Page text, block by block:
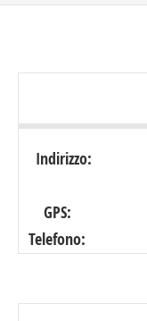
Indirizzo:
GPS:
Telefono: